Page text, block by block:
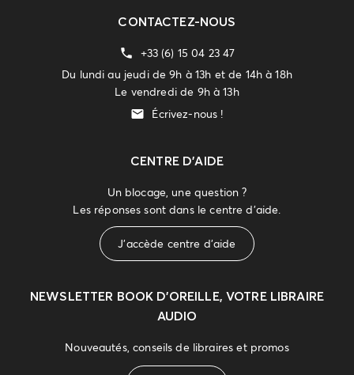
CONTACTEZ-NOUS
+33 (6) 15 04 23 47
Du lundi au jeudi de 9h à 13h et de 14h à 18h
Le vendredi de 9h à 13h
Écrivez-nous !
CENTRE D'AIDE
Un blocage, une question ?
Les réponses sont dans le centre d'aide.
J'accède centre d'aide
NEWSLETTER BOOK D’OREILLE, VOTRE LIBRAIRE
AUDIO
Nouveautés, conseils de libraires et promos